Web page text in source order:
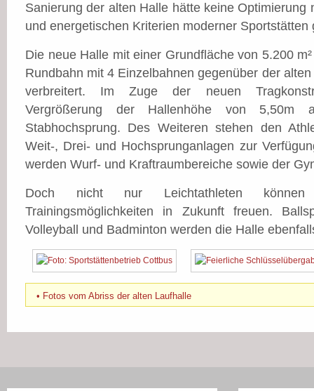
Sanierung der alten Halle hätte keine Optimierung
und energetischen Kriterien moderner Sportstätten
Die neue Halle mit einer Grundfläche von 5.200
Rundbahn mit 4 Einzelbahnen gegenüber der
verbreitert. Im Zuge der neuen
Vergrößerung der Hallenhöhe von
Stabhochsprung. Des Weiteren stehen den
Weit-, Drei- und Hochsprunganlagen zur
werden Wurf- und Kraftraumbereiche sowie der
Doch nicht nur Leichtathleten
Trainingsmöglichkeiten in Zukunft freuen.
Volleyball und Badminton werden die Halle
• Fotos vom Abriss der alten Laufhalle